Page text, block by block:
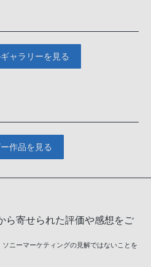
ャラリーを見る
作品を見る
ら寄せられた評価や感想をご
ニーマーケティングの見解ではないことを